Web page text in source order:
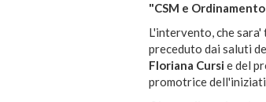
"CSM e
L'intervento, che
preceduto dai saluti
Floriana Cursi e del
promotrice